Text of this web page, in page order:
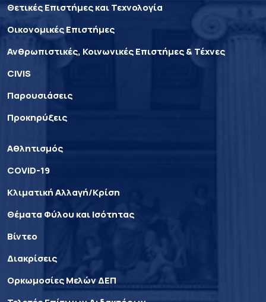
Θετικές Επιστήμες και Τεχνολογία
Οικονομικές Επιστήμες
Ανθρωπιστικές, Κοινωνικές Επιστήμες & Τέχνες
CIVIS
Παρουσιάσεις
Προκηρύξεις
Αθλητισμός
COVID-19
Κλιματική Αλλαγή/Κρίση
Θέματα Φύλου και Ισότητας
Βίντεο
Διακρίσεις
Ορκωμοσίες Μελών ΔΕΠ